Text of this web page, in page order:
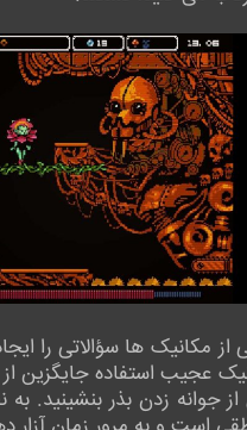
از مکانیک ها سؤالاتی را
عجیب استفاده جایگزین
از جوانه زدن بذر بنشینید.